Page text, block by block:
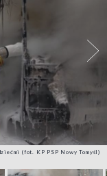
(fot. KP PSP Nowy Tomyśl)